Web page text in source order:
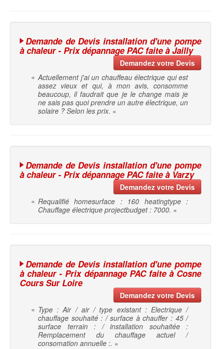
Demande de Devis installation d'une pompe
à chaleur - Prix dépannage PAC faite à Jailly
Demandez votre Devis
« Actuellement j'ai un chauffeau électrique qui est
assez vieux et qui, à mon avis, consomme
beaucoup, il faudrait que je le change mais je
ne sais pas quoi prendre un autre électrique, un
solaire ? Selon les prix. »
Demande de Devis installation d'une pompe
à chaleur - Prix dépannage PAC faite à Varzy
Demandez votre Devis
« Requalifié homesurface : 160 heatingtype :
Chauffage électrique projectbudget : 7000. »
Demande de Devis installation d'une pompe
à chaleur - Prix dépannage PAC faite à Cosne
Cours Sur Loire
Demandez votre Devis
« Type : Air / air / type existant : Electrique /
chauffage souhaité : / surface à chauffer : 45 /
surface terrain : / installation souhaitée :
Remplacement du chauffage actuel /
consomation annuelle :. »